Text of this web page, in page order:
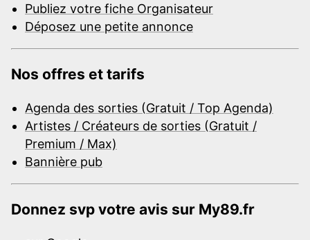
Publiez votre fiche Organisateur
Déposez une petite annonce
Nos offres et tarifs
Agenda des sorties (Gratuit / Top Agenda)
Artistes / Créateurs de sorties (Gratuit /
Premium / Max)
Bannière pub
Donnez svp votre avis sur My89.fr